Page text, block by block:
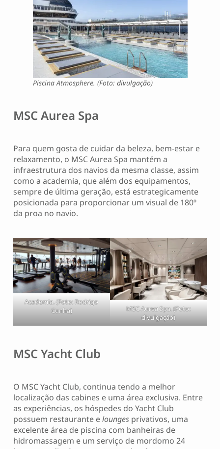
Piscina Atmosphere. (Foto: divulgação)
MSC Aurea Spa
Para quem gosta de cuidar da beleza, bem-estar e
relaxamento, o MSC Aurea Spa mantém a
infraestrutura dos navios da mesma classe, assim
como a academia, que além dos equipamentos,
sempre de última geração, está estrategicamente
posicionada para proporcionar um visual de 180º
da proa no navio.
Academia. (Foto: Rodrigo
Cunha)
MSC Aurea Spa. (Foto:
divulgação)
MSC Yacht Club
O MSC Yacht Club, continua tendo a melhor
localização das cabines e uma área exclusiva. Entre
as experiências, os hóspedes do Yacht Club
possuem restaurante eloungesprivativos, uma
excelente área de piscina com banheiras de
hidromassagem e um serviço de mordomo 24